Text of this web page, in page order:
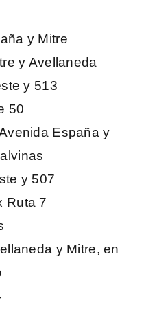
y Mitre
y Avellaneda
y 513
50
España y
y 507
Ruta 7
y Mitre, en